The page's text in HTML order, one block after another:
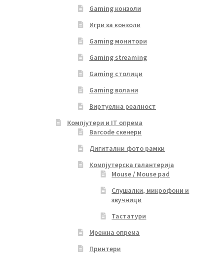
Gaming конзоли
Игри за конзоли
Gaming монитори
Gaming streaming
Gaming столици
Gaming волани
Виртуелна реалност
Компјутери и IT опрема
Barcode скенери
Дигитални фото рамки
Компјутерска галантерија
Mouse / Mouse pad
Слушалки, микрофони и
звучници
Тастатури
Мрежна опрема
Принтери